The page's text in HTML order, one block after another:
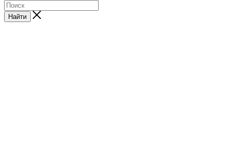
Найти